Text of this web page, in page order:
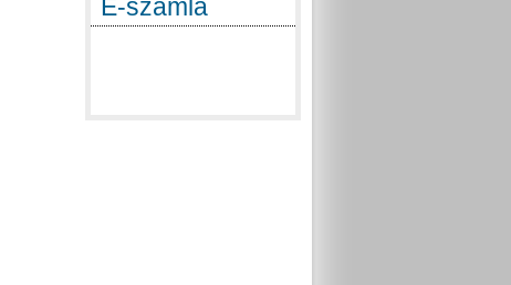
E-számla